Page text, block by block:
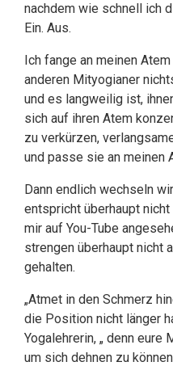
nachdem wie schnell ich
Ein. Aus.
Ich fange an meinen
anderen Mityogianer
und es langweilig ist,
sich auf ihren Atem
zu verkürzen,
und passe sie an meinen
Dann endlich wechseln
entspricht überhaupt
mir auf You-Tube
strengen überhaupt nicht
gehalten.
„Atmet in den Schmerz
die Position nicht länger
Yogalehrerin, „ denn eure
um sich dehnen zu